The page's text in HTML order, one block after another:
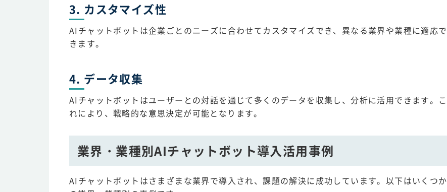
3. カスタマイズ性
AIチャットボットは企業ごとのニーズに合わせてカスタマイズでき、異なる業界や業種に適応で
きます。
4. データ収集
AIチャットボットはユーザーとの対話を通じて多くのデータを収集し、分析に活用できます。こ
れにより、戦略的な意思決定が可能となります。
業界・業種別AIチャットボット導入活用事例
AIチャットボットはさまざまな業界で導入され、課題の解決に成功しています。以下はいくつか